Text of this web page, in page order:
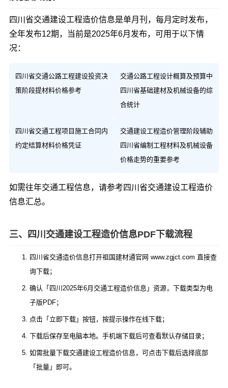
四川省交通建设工程造价信息是单月刊，每月定时发布，
全年发布12期，当前是2025年6月发布，可用于以下情
况：
四川省交通公路工程建设投资决
策阶段提材料价格参考
交通公路工程设计概算及预算中
四川省基础建材及机械设备的综
合统计
四川省交通工程项目施工合同内
约定结算材料价格凭证
交通建设工程造价管理阶段辅助
四川省编制工程材料及机械设备
价格走势的重要参考
如需往年交通工程信息，请参考四川省交通建设工程造价
信息汇总。
三、四川交通建设工程造价信息PDF下载流程
四川省交通造价信息打开祖国建材通官网 www.zgjct.com 直接查
询下载；
确认「四川2025年6月交通工程造价信息」资源，下载类型为电
子版PDF；
点击「立即下载」按钮，按提示操作在线下载；
下载后保存至电脑本地。手机端下载后可查看默认存储目录；
如需批量下载交通建设工程造价信息，可点击下载后选择底部
「批量」即可。